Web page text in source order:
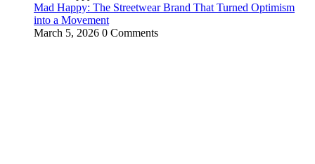
Mad Happy: The Streetwear Brand That Turned Optimism
into a Movement
March 5, 2026 0 Comments